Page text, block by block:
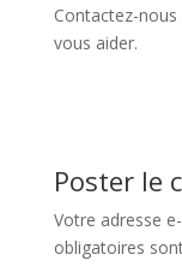
Contactez-
vous aider.
Poster le
Votre adresse
obligatoires